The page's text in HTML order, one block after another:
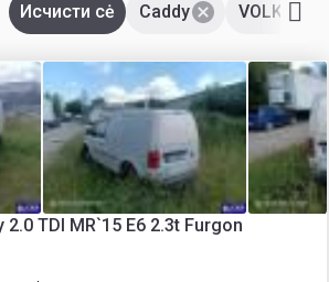
Caddy
Исчисти сė
TDI MR`15 E6 2.3t Furgon